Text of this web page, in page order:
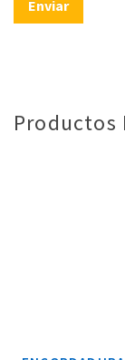
Productos